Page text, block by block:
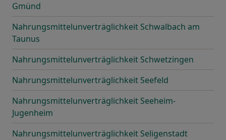
Gmünd
Nahrungsmittelunverträglichkeit Schwalbach am
Taunus
Nahrungsmittelunverträglichkeit Schwetzingen
Nahrungsmittelunverträglichkeit Seefeld
Nahrungsmittelunverträglichkeit Seeheim-
Jugenheim
Nahrungsmittelunverträglichkeit Seligenstadt